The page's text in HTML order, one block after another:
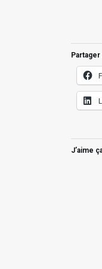
Partager
J’aime